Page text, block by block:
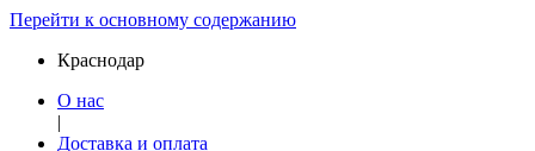
Перейти к основному содержанию
Краснодар
О нас
|
Доставка и оплата